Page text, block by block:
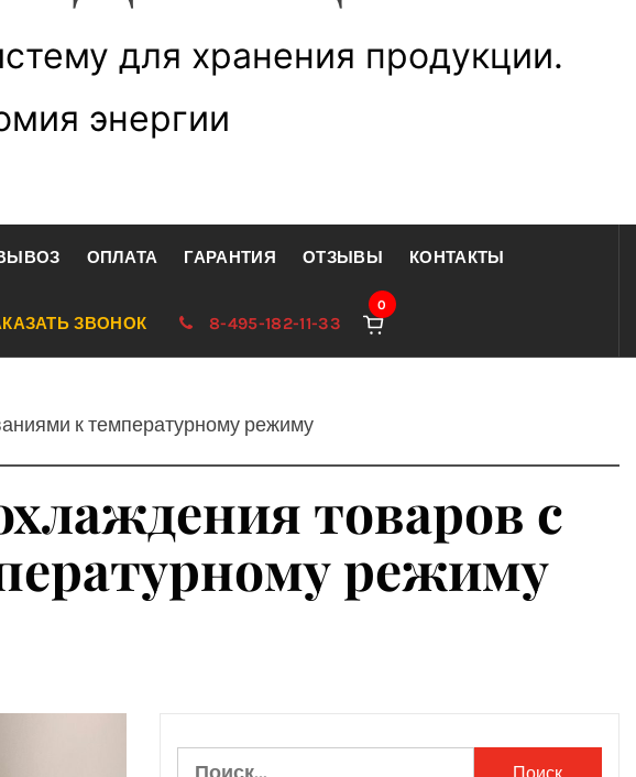
для хранения продукции.
энергии
ОПЛАТА ГАРАНТИЯ ОТЗЫВЫ КОНТАКТЫ
ЗВОНОК 8-495-182-11-33
0
к температурному режиму
товаров с
режиму
Найти: